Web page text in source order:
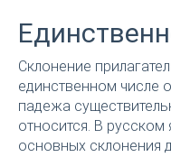
Склонение
единственном числе
падежа
относится. В русском
основных склонения